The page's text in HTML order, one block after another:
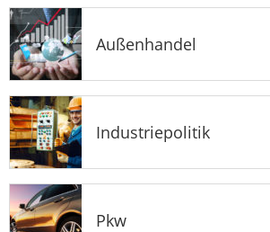
Außenhandel
Industriepolitik
Pkw